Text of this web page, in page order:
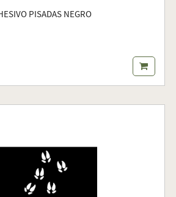
PISADAS NEGRO